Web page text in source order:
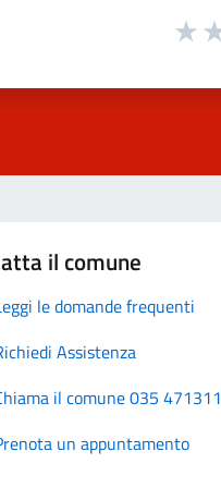
il comune
le domande frequenti
Assistenza
il comune 035 471311
un appuntamento